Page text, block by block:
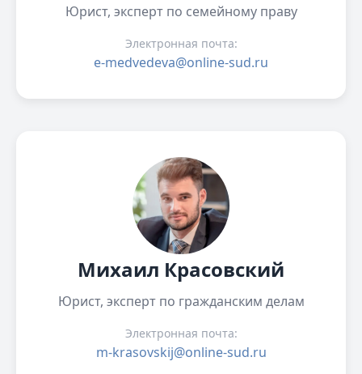
Юрист, эксперт по семейному праву
Электронная почта:
e-medvedeva@online-sud.ru
Михаил Красовский
Юрист, эксперт по гражданским делам
Электронная почта:
m-krasovskij@online-sud.ru